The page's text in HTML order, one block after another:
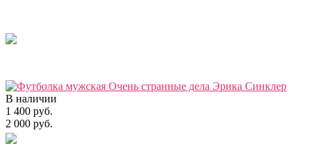
В наличии
1 400 руб.
2 000 руб.